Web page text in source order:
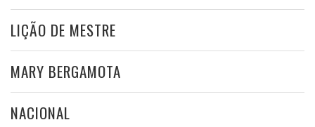
LIÇÃO DE MESTRE
MARY BERGAMOTA
NACIONAL